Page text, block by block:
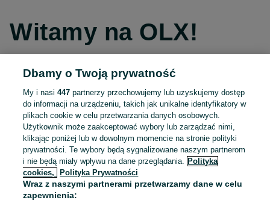
Witamy na OLX!
Kontynuuj przez Facebooka
Kontynuuj przez konto Apple
Kontynuuj przez konto Google
LUB
Dbamy o Twoją prywatność
My i nasi447 partnerzy przechowujemy lub uzyskujemy dostęp
do informacji na urządzeniu, takich jak unikalne identyfikatory w
plikach cookie w celu przetwarzania danych osobowych.
Użytkownik może zaakceptować wybory lub zarządzać nimi,
klikając poniżej lub w dowolnym momencie na stronie polityki
prywatności. Te wybory będą sygnalizowane naszym partnerom
i nie będą miały wpływu na dane przeglądania.
Polityka
cookies,
Polityka Prywatności
Wraz z naszymi partnerami przetwarzamy dane w celu
zapewnienia: